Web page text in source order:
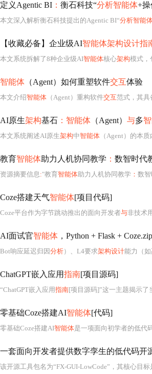
定义Agentic BI ： 衡石科技“分析智能体+操
本文深入解析衡石科技提出的Agentic BI“分析智能
【收藏必备】企业级AI智能体架构设计指
本文系统拆解了8种企业级AI智能体核心架构模式，
智能体 （Agent）如何重塑软件交互体验
本文介绍智能体 （Agent）重构软件交互范式，其具
AI原生架构基石 ：智能体 （Agent） 与多
本文系统阐述AI原生架构中智能体 （Agent）的本质内
教育智能体助力人机协同教学 ： 数智时代
资源摘要信息:"教育智能体助力人机协同教学 ： 数
Coze搭建天气智能体[项目代码]
Coze平台作为字节跳动推出的面向开发者与非技术
AI面试官智能体 ，Python + Flask + Coze.zip
Bot响应延迟归因分析）、L4要求架构设计能力（
ChatGPT嵌入应用指南[项目源码]
“ChatGPT嵌入应用指南[项目源码]”这一主题揭示了当前人工智能技术在实际开发场景中落地的重要趋势——将大型
零基础Coze搭建AI智能体[代码]
零基础Coze搭建AI智能体是一项面向初学者的低代码人工智
一套面向开发者提供数字孪生的低代码开